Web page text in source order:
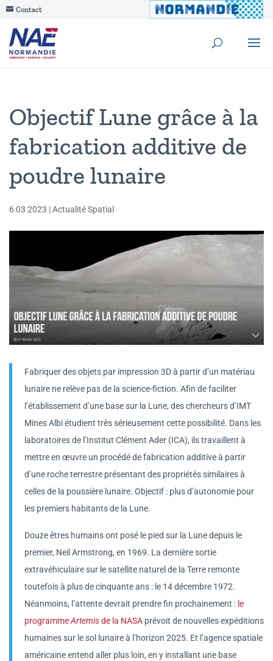
Contact
Objectif Lune grâce à la
fabrication additive de
poudre lunaire
6 03 2023 |Actualité Spatial
Fabriquer des objets par impression 3D à partir d’un matériau
lunaire ne relève pas de la science-fiction. Afin de faciliter
l’établissement d’une base sur la Lune, des chercheurs d’IMT
Mines Albi étudient très sérieusement cette possibilité. Dans les
laboratoires de l’Institut Clément Ader (ICA), ils travaillent à
mettre en œuvre un procédé de fabrication additive à partir
d’une roche terrestre présentant des propriétés similaires à
celles de la poussière lunaire. Objectif : plus d’autonomie pour
les premiers habitants de la Lune.
Douze êtres humains ont posé le pied sur la Lune depuis le
premier, Neil Armstrong, en 1969. La dernière sortie
extravéhiculaire sur le satellite naturel de la Terre remonte
toutefois à plus de cinquante ans : le 14 décembre 1972.
Néanmoins, l’attente devrait prendre fin prochainement : le
programmeArtemisde la NASA prévoit de nouvelles expéditions
humaines sur le sol lunaire à l’horizon 2025. Et l’agence spatiale
américaine entend aller plus loin, en y installant une base